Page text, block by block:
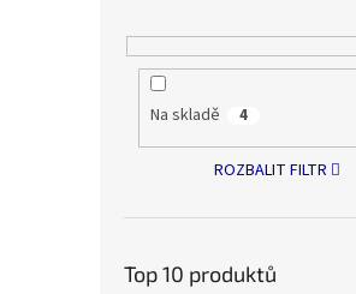
Na skladě 4
ROZBALIT FILTR
Top 10 produktů